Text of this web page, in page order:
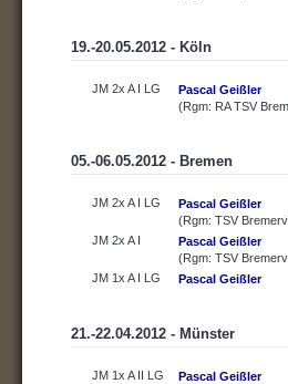
19.-20.05.2012 - Köln
JM 2x A I LG
Pascal Geißler
(Rgm: RA TSV
05.-06.05.2012 - Bremen
JM 2x A I LG
Pascal Geißler
(Rgm: TSV
JM 2x A I
Pascal Geißler
(Rgm: TSV
JM 1x A I LG
Pascal Geißler
21.-22.04.2012 - Münster
JM 1x A II LG
Pascal Geißler